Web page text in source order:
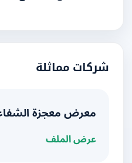
شركات مماثلة
معرض معجزة الشفاء
عرض الملف